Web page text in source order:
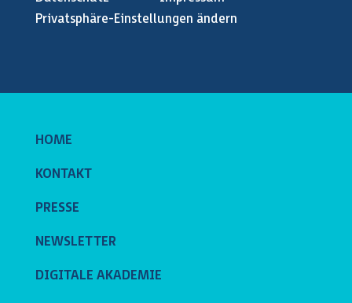
Privatsphäre-Einstellungen ändern
HOME
KONTAKT
PRESSE
NEWSLETTER
DIGITALE AKADEMIE